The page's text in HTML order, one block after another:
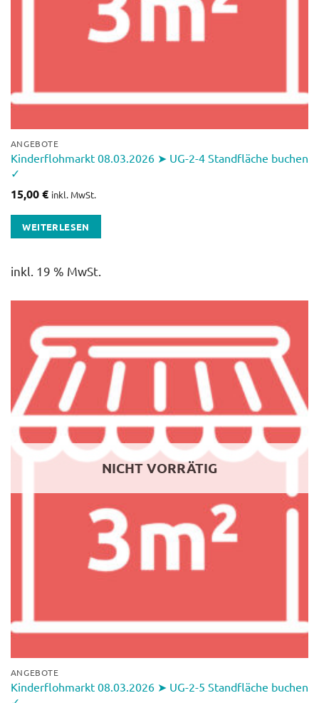
ANGEBOTE
Kinderflohmarkt 08.03.2026 ➤ UG-2-4 Standfläche buchen
✓
15,00€ inkl. MwSt.
WEITERLESEN
inkl. 19 % MwSt.
NICHT VORRÄTIG
ANGEBOTE
Kinderflohmarkt 08.03.2026 ➤ UG-2-5 Standfläche buchen